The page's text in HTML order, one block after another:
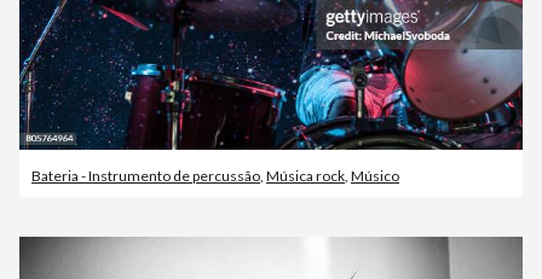
Bateria - Instrumento de percussão Música rock Músico